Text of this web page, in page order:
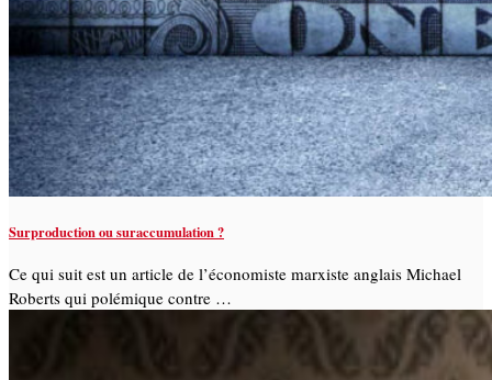
Surproduction ou suraccumulation ?
Ce qui suit est un article de l’économiste marxiste anglais Michael
Roberts qui polémique contre …